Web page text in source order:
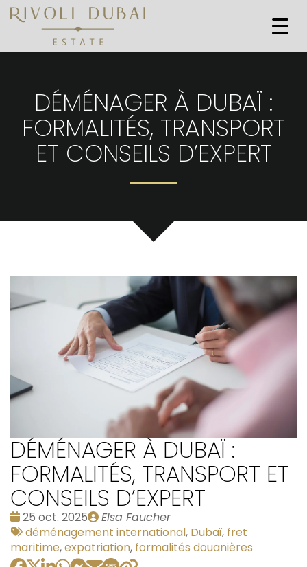
DÉMÉNAGER À DUBAÏ :
FORMALITÉS, TRANSPORT
ET CONSEILS D’EXPERT
DÉMÉNAGER À DUBAÏ :
FORMALITÉS, TRANSPORT ET
CONSEILS D’EXPERT
Date
:
25 oct. 2025
Publié
par
Elsa Faucher
Tags
:
déménagement international, Dubaï, fret
maritime,expatriation, formalités douanières